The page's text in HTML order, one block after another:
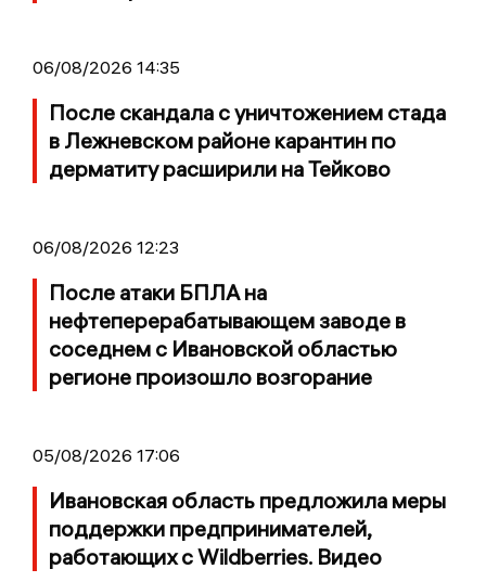
06/08/2026 14:35
После скандала с уничтожением стада
в Лежневском районе карантин по
дерматиту расширили на Тейково
06/08/2026 12:23
После атаки БПЛА на
нефтеперерабатывающем заводе в
соседнем с Ивановской областью
регионе произошло возгорание
05/08/2026 17:06
Ивановская область предложила меры
поддержки предпринимателей,
работающих с Wildberries. Видео